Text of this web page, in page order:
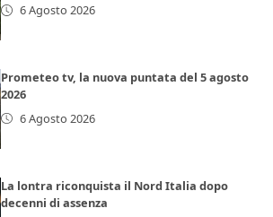
6 Agosto 2026
Prometeo tv, la nuova puntata del 5 agosto
2026
6 Agosto 2026
La lontra riconquista il Nord Italia dopo
decenni di assenza